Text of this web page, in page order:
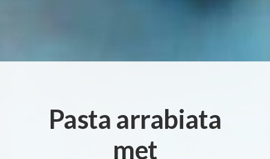
Pasta arrabiata
met